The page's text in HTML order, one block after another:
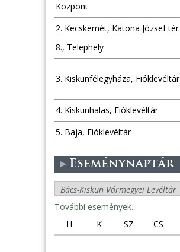
Központ
2. Kecskemét, Katona József tér
8., Telephely
3. Kiskunfélegyháza, Fióklevéltár
4. Kiskunhalas, Fióklevéltár
5. Baja, Fióklevéltár
Eseménynaptár
További események..
H
K SZ CS